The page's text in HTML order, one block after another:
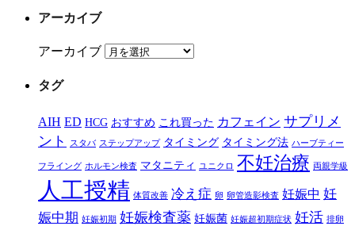
アーカイブ
アーカイブ
タグ
AIH ED HCG おすすめ これ買った カフェイン サプリメ
ント
スタバ ステップアップ タイミング タイミング法 ハーブティー
フライング ホルモン検査 マタニティ ユニクロ 不妊治療 両親学級
人工授精 体質改善 冷え症 卵 卵管造影検査 妊娠中 妊
娠中期 妊娠初期 妊娠検査薬 妊娠菌 妊娠超初期症状 妊活 排卵